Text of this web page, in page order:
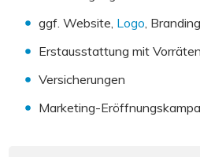
ggf. Website, Logo , Branding
Erstausstattung mit
Versicherungen
Marketing-